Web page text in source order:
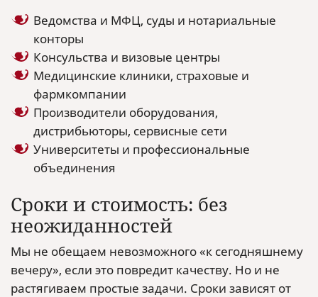
Ведомства и МФЦ, суды и нотариальные
конторы
Консульства и визовые центры
Медицинские клиники, страховые и
фармкомпании
Производители оборудования,
дистрибьюторы, сервисные сети
Университеты и профессиональные
объединения
Сроки и стоимость: без
неожиданностей
Мы не обещаем невозможного «к сегодняшнему
вечеру», если это повредит качеству. Но и не
растягиваем простые задачи. Сроки зависят от